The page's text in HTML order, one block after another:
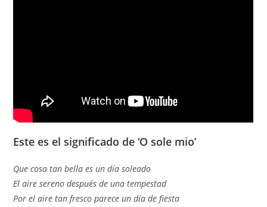
Este es el significado de ‘O sole mio’
Que cosa tan bella es un día soleado
El aire sereno después de una tempestad
Por el aire tan fresco parece un día de fiesta